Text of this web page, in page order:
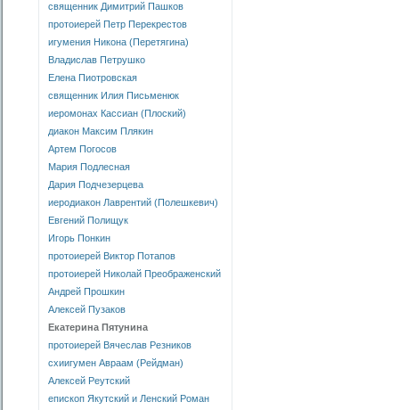
священник Димитрий Пашков
протоиерей Петр Перекрестов
игумения Никона (Перетягина)
Владислав Петрушко
Елена Пиотровская
священник Илия Письменюк
иеромонах Кассиан (Плоский)
диакон Максим Плякин
Артем Погосов
Мария Подлесная
Дария Подчезерцева
иеродиакон Лаврентий (Полешкевич)
Евгений Полищук
Игорь Понкин
протоиерей Виктор Потапов
протоиерей Николай Преображенский
Андрей Прошкин
Алексей Пузаков
Екатерина Пятунина
протоиерей Вячеслав Резников
схиигумен Авраам (Рейдман)
Алексей Реутский
епископ Якутский и Ленский Роман